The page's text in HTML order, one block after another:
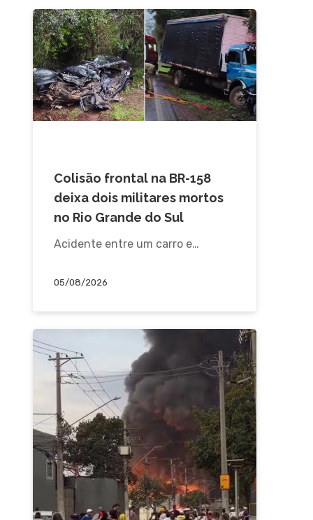
Colisão frontal na BR-158
deixa dois militares mortos
no Rio Grande do Sul
Acidente entre um carro e…
05/08/2026